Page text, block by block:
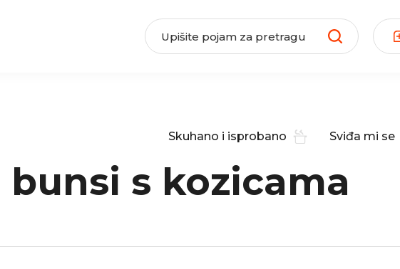
Skuhano i isprobano Sviđa mi se
bunsi s kozicama